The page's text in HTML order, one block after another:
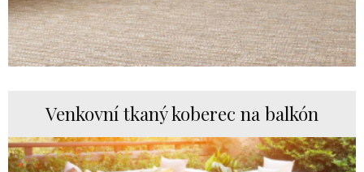
Venkovní tkaný koberec na balkón